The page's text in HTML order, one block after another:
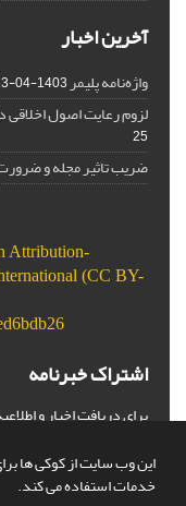
این وب سایت از کوکی ها
خدمات استفاده می کند.
آخرین اخبار
واژه‌نامه پلیمر1403-04-13
لزوم رعایت اصول
25
ضریب تاثیر مجله و
Attribution-
(CC BY-
اشتراک خبرنامه
برای دریافت اخبار و